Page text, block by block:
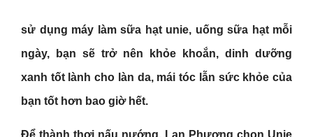
sử dụng máy làm sữa hạt unie, uống sữa hạt mỗi
ngày, bạn sẽ trở nên khỏe khoắn, dinh dưỡng
xanh tốt lành cho làn da, mái tóc lẫn sức khỏe của
bạn tốt hơn bao giờ hết.
Để thành thơi nấu nướng, Lan Phương chọn Unie